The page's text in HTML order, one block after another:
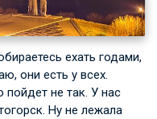
ехать годами,
они есть у всех.
пойдет не так. У нас
Ну не лежала